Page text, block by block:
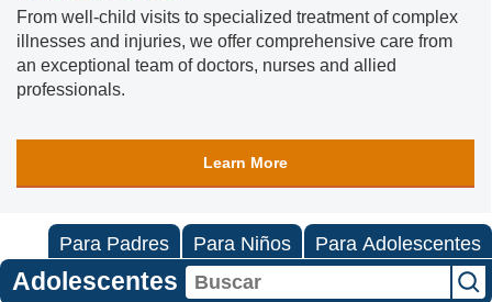
From well-child visits to specialized treatment of complex
illnesses and injuries, we offer comprehensive care from
an exceptional team of doctors, nurses and allied
professionals.
Learn More
Para Padres Para Niños Para Adolescentes
Adolescentes